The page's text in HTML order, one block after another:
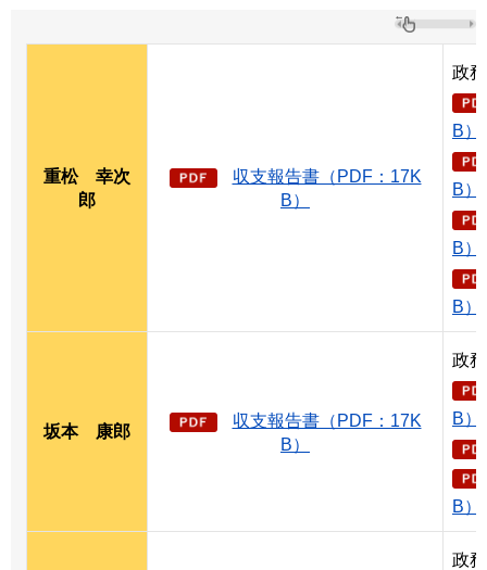
重松 幸次
郎
収支報告書（PDF：17K
B）
政
B）
B）
B）
B）
坂本 康郎
収支報告書（PDF：17K
B）
政
B）
B）
政